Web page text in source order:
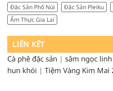
Đặc Sản Phố Núi
Đặc Sản Pleiku
Ẩm Thực Gia Lai
LIÊN KẾT
Cà phê đặc sản | sâm ngọc linh
hun khói | Tiệm Vàng Kim Mai